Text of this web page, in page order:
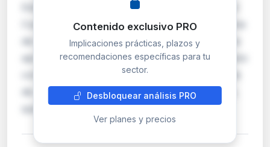
Esta orden nombra funcionarios de carrera del
Cuerpo de Tramitación Procesal y Administrativa
de la Administración de Justicia a 46 opositores
aprobados en el proceso selectivo extraordinario
convocado por Orden JUS/1288/2022. Se trata
de una relación complementaria en turno libre,
que completa nombramientos previos re…
Contenido exclusivo PRO
Implicaciones prácticas, plazos y
recomendaciones específicas para tu
sector.
Desbloquear análisis PRO
Ver planes y precios